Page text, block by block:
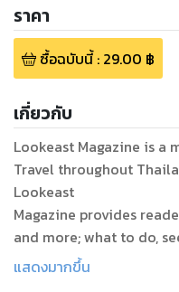
ราคา
ซื้อฉบับนี้: 29.00 ฿
เกี่ยวกับ
Lookeast Magazine is a
Travel throughout
Lookeast
Magazine provides
and more; what to do,
a directory or listing,
แสดงมากขึ้น